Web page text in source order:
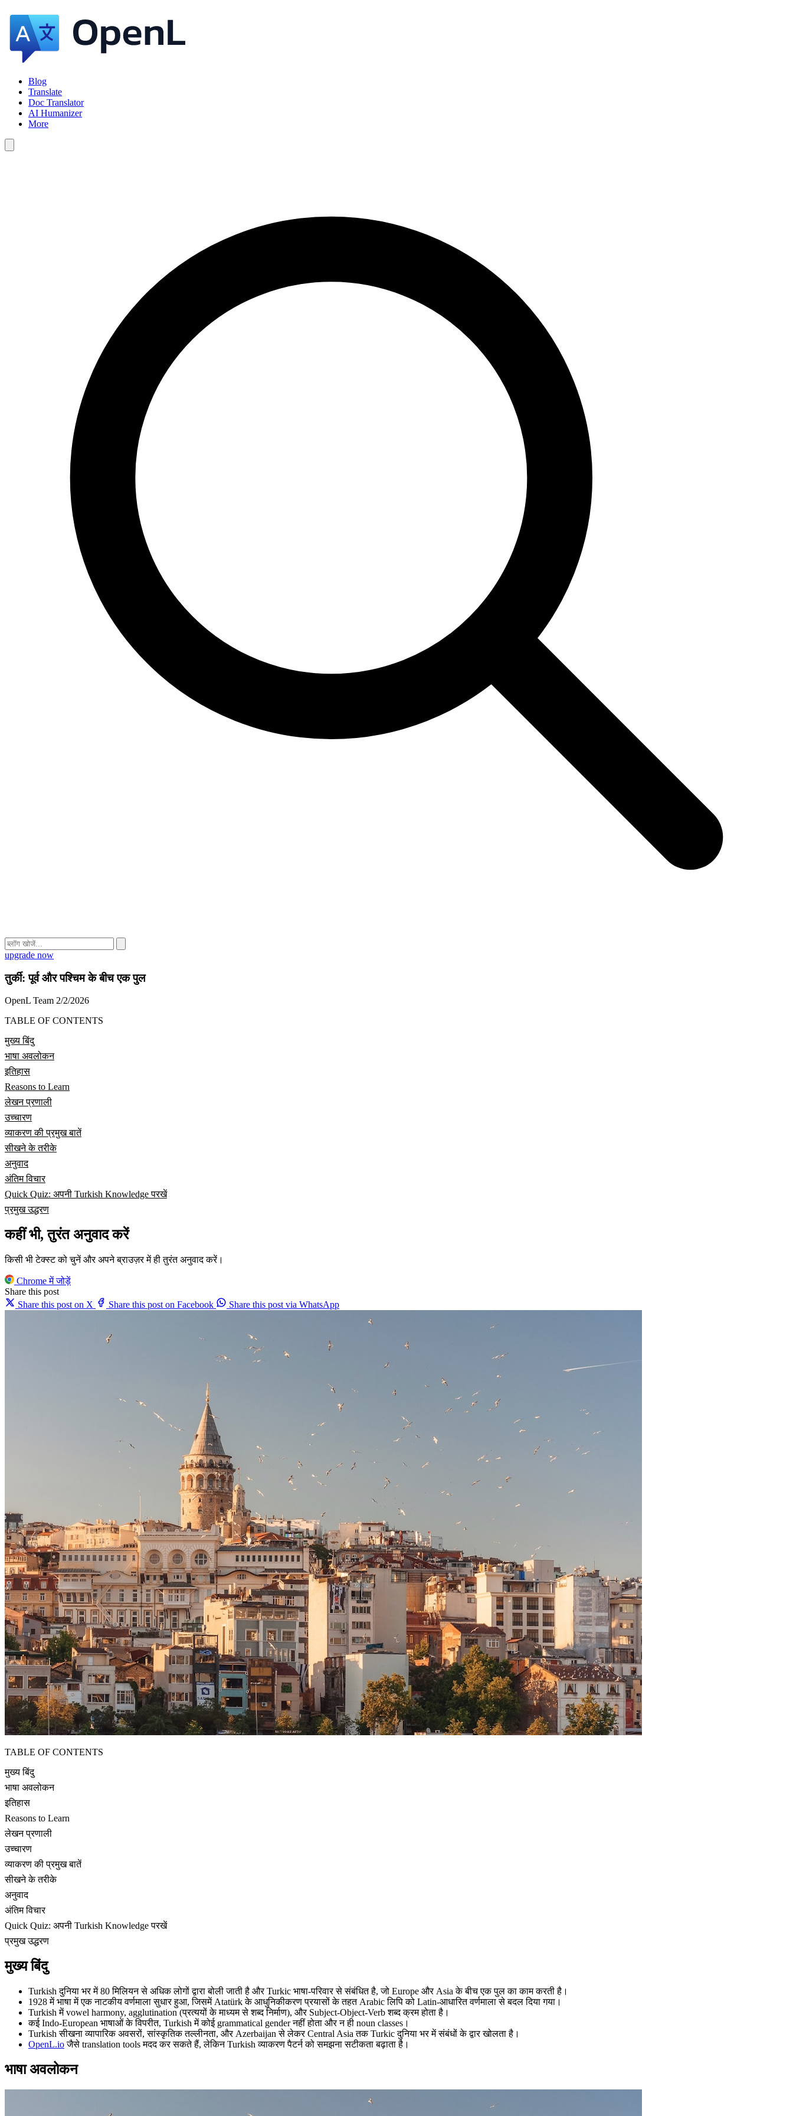
Blog
Translate
Doc Translator
AI Humanizer
More
upgrade now
तुर्की: पूर्व और पश्चिम के बीच एक पुल
OpenL Team 2/2/2026
TABLE OF CONTENTS
मुख्य बिंदु
भाषा अवलोकन
इतिहास
Reasons to Learn
लेखन प्रणाली
उच्चारण
व्याकरण की प्रमुख बातें
सीखने के तरीके
अनुवाद
अंतिम विचार
Quick Quiz: अपनी Turkish Knowledge परखें
प्रमुख उद्धरण
कहीं भी, तुरंत अनुवाद करें
किसी भी टेक्स्ट को चुनें और अपने ब्राउज़र में ही तुरंत अनुवाद करें।
Chrome में जोड़ें
Share this post
Share this post on X
Share this post on Facebook Share this post via WhatsApp
TABLE OF CONTENTS
मुख्य बिंदु
भाषा अवलोकन
इतिहास
Reasons to Learn
लेखन प्रणाली
उच्चारण
व्याकरण की प्रमुख बातें
सीखने के तरीके
अनुवाद
अंतिम विचार
Quick Quiz: अपनी Turkish Knowledge परखें
प्रमुख उद्धरण
मुख्य बिंदु
Turkish दुनिया भर में 80 मिलियन से अधिक लोगों द्वारा बोली जाती है और Turkic भाषा-परिवार से संबंधित है, जो Europe और Asia के बीच एक पुल का काम करती है।
1928 में भाषा में एक नाटकीय वर्णमाला सुधार हुआ, जिसमें Atatürk के आधुनिकीकरण प्रयासों के तहत Arabic लिपि को Latin-आधारित वर्णमाला से बदल दिया गया।
Turkish में vowel harmony, agglutination (प्रत्ययों के माध्यम से शब्द निर्माण), और Subject-Object-Verb शब्द क्रम होता है।
कई Indo-European भाषाओं के विपरीत, Turkish में कोई grammatical gender नहीं होता और न ही noun classes।
Turkish सीखना व्यापारिक अवसरों, सांस्कृतिक तल्लीनता, और Azerbaijan से लेकर Central Asia तक Turkic दुनिया भर में संबंधों के द्वार खोलता है।
OpenL.ioजैसे translation tools मदद कर सकते हैं, लेकिन Turkish व्याकरण पैटर्न को समझना सटीकता बढ़ाता है।
भाषा अवलोकन